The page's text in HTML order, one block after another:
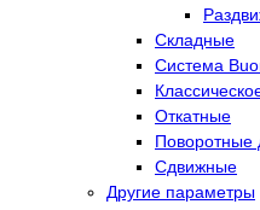
Складные
Cистема
Откатные
Поворотные
Сдвижные
Другие параметры